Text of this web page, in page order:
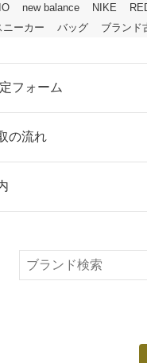
new balance NIKE
ニーカー バッグ ブランド
フォーム
の流れ
申込み
または梱包材不要の「集